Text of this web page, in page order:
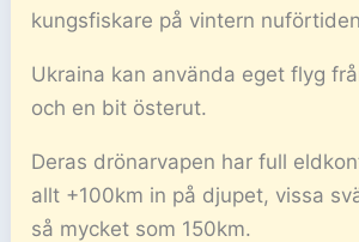
kungsfiskare på vintern
Ukraina kan använda eget flyg
och en bit österut.
Deras drönarvapen har full
allt +100km in på djupet, vissa
så mycket som 150km.